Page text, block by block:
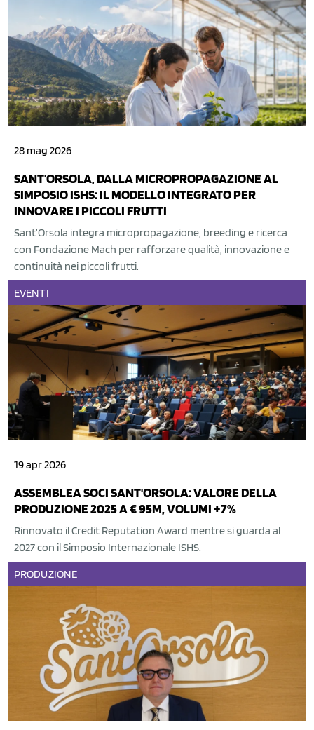
28 mag 2026
SANT'ORSOLA, DALLA MICROPROPAGAZIONE AL
SIMPOSIO ISHS: IL MODELLO INTEGRATO PER
INNOVARE I PICCOLI FRUTTI
Sant’Orsola integra micropropagazione, breeding e ricerca
con Fondazione Mach per rafforzare qualità, innovazione e
continuità nei piccoli frutti.
EVENTI
19 apr 2026
ASSEMBLEA SOCI SANT'ORSOLA: VALORE DELLA
PRODUZIONE 2025 A € 95M, VOLUMI +7%
Rinnovato il Credit Reputation Award mentre si guarda al
2027 con il Simposio Internazionale ISHS.
PRODUZIONE